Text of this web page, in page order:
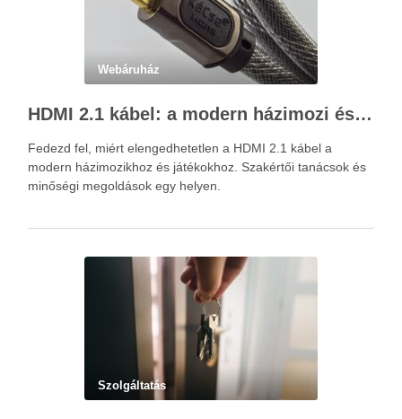
Webáruház
HDMI 2.1 kábel: a modern házimozi és játékok alapja – Kácsa Audió megoldások
Fedezd fel, miért elengedhetetlen a HDMI 2.1 kábel a
modern házimozikhoz és játékokhoz. Szakértői tanácsok és
minőségi megoldások egy helyen.
Szolgáltatás